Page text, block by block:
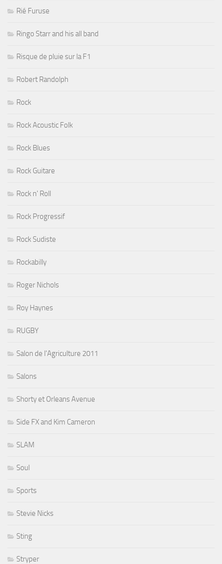
Rié Furuse
Ringo Starr and his all band
Risque de pluie sur la F1
Robert Randolph
Rock
Rock Acoustic Folk
Rock Blues
Rock Guitare
Rock n' Roll
Rock Progressif
Rock Sudiste
Rockabilly
Roger Nichols
Roy Haynes
RUGBY
Salon de l'Agriculture 2011
Salons
Shorty et Orleans Avenue
Side FX and Kim Cameron
SLAM
Soul
Sports
Stevie Nicks
Sting
Stryper